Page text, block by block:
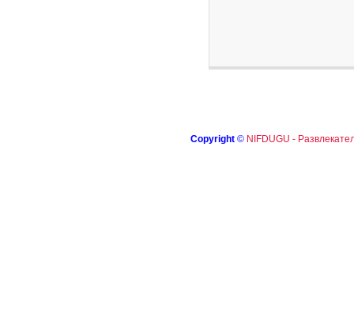
Copyright © NIFDUGU -